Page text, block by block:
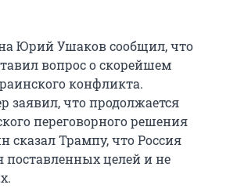
Юрий Ушаков сообщил, что
вопрос о скорейшем
конфликта.
заявил, что продолжается
переговорного решения
сказал Трампу, что Россия
поставленных целей и не